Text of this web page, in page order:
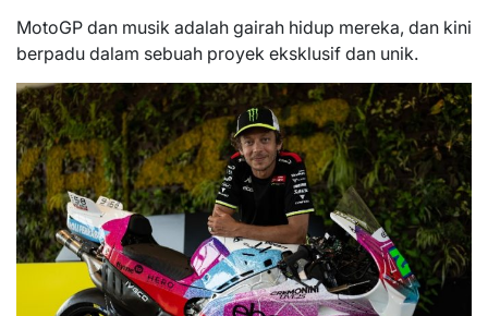
MotoGP dan musik adalah gairah hidup mereka, dan kini
berpadu dalam sebuah proyek eksklusif dan unik.